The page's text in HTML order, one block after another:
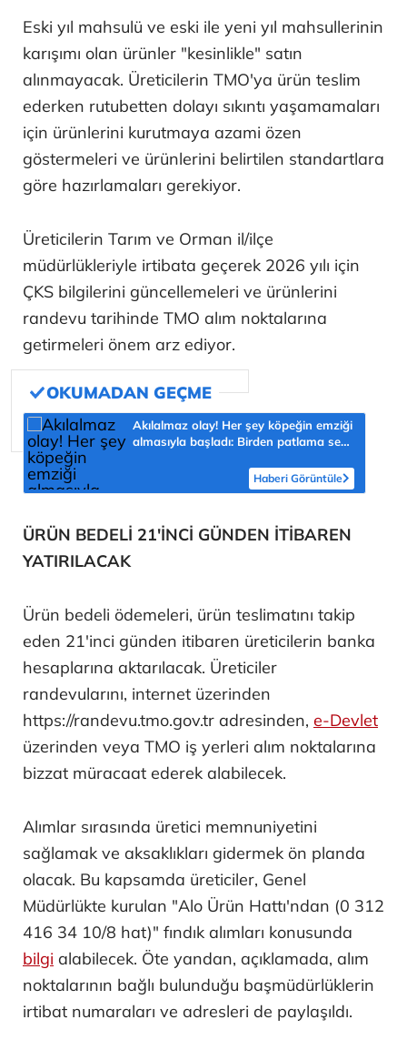
Eski yıl mahsulü ve eski ile yeni yıl mahsullerinin
karışımı olan ürünler "kesinlikle" satın
alınmayacak. Üreticilerin TMO'ya ürün teslim
ederken rutubetten dolayı sıkıntı yaşamamaları
için ürünlerini kurutmaya azami özen
göstermeleri ve ürünlerini belirtilen standartlara
göre hazırlamaları gerekiyor.
Üreticilerin Tarım ve Orman il/ilçe
müdürlükleriyle irtibata geçerek 2026 yılı için
ÇKS bilgilerini güncellemeleri ve ürünlerini
randevu tarihinde TMO alım noktalarına
getirmeleri önem arz ediyor.
Akılalmaz olay! Her şey köpeğin emziği
almasıyla başladı: Birden patlama sesi
Haberi Görüntüle
ÜRÜN BEDELİ 21'İNCİ GÜNDEN İTİBAREN
YATIRILACAK
Ürün bedeli ödemeleri, ürün teslimatını takip
eden 21'inci günden itibaren üreticilerin banka
hesaplarına aktarılacak. Üreticiler
randevularını, internet üzerinden
https://randevu.tmo.gov.tr adresinden, e-Devlet
üzerinden veya TMO iş yerleri alım noktalarına
bizzat müracaat ederek alabilecek.
Alımlar sırasında üretici memnuniyetini
sağlamak ve aksaklıkları gidermek ön planda
olacak. Bu kapsamda üreticiler, Genel
Müdürlükte kurulan "Alo Ürün Hattı'ndan (0 312
416 34 10/8 hat)" fındık alımları konusunda
bilgi alabilecek. Öte yandan, açıklamada, alım
noktalarının bağlı bulunduğu başmüdürlüklerin
irtibat numaraları ve adresleri de paylaşıldı.